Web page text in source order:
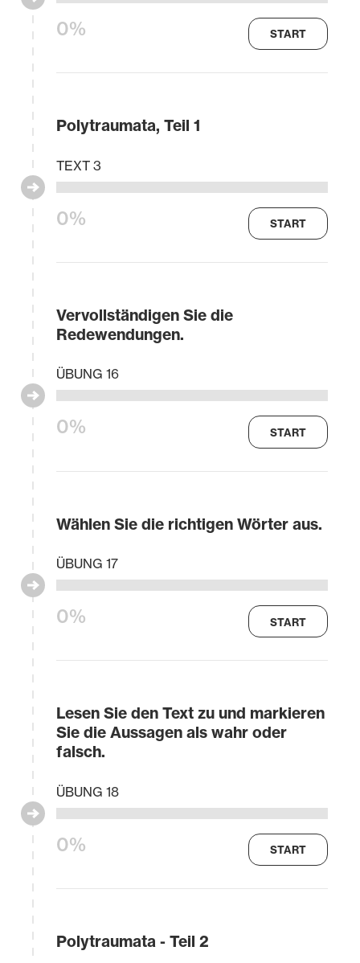
0% START
Polytraumata, Teil 1
0%
TEXT 3
START
Vervollständigen Sie die
Redewendungen.
0%
ÜBUNG 16
START
Wählen Sie die richtigen Wörter aus.
0%
ÜBUNG 17
START
Lesen Sie den Text zu und markieren
Sie die Aussagen als wahr oder
falsch.
0%
ÜBUNG 18
START
Polytraumata - Teil 2